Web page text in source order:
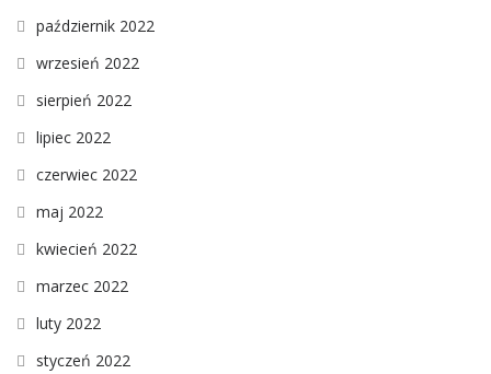
październik 2022
wrzesień 2022
sierpień 2022
lipiec 2022
czerwiec 2022
maj 2022
kwiecień 2022
marzec 2022
luty 2022
styczeń 2022